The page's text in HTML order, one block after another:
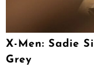
X-Men: Sadie
Grey